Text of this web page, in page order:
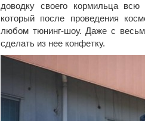
доводку своего кормильца
который после проведения
любом тюнинг-шоу. Даже с
сделать из нее конфетку.